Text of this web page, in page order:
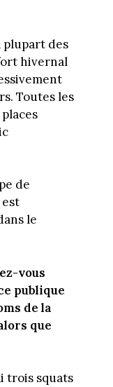
plupart des
hivernal
Toutes les
de
le
vous
publique
de la
que
trois squats